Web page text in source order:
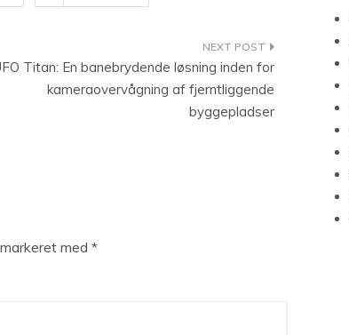
Titan: En banebrydende løsning inden for
kameraovervågning af fjerntliggende
byggepladser
med *